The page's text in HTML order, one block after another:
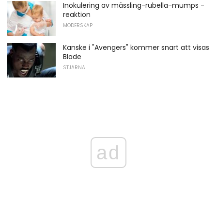
Inokulering av mässling-rubella-mumps -
reaktion
MODERSKAP
Kanske i "Avengers" kommer snart att visas
Blade
STJÄRNA
ad